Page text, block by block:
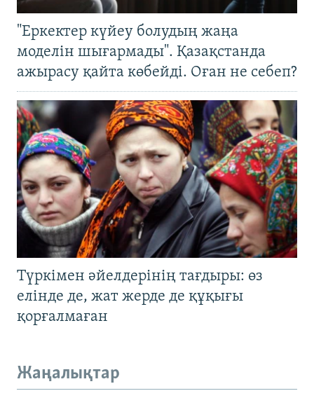
"Еркектер күйеу болудың жаңа
моделін шығармады". Қазақстанда
ажырасу қайта көбейді. Оған не себеп?
Түркімен әйелдерінің тағдыры: өз
елінде де, жат жерде де құқығы
қорғалмаған
Жаңалықтар